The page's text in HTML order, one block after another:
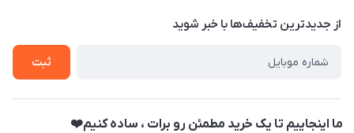
فروش‌اقساطی
از جدید‌ترین تخفیف‌ها با‌ خبر شوید
ثبت
ما اینجاییم تا یک خرید مطمئن رو برات ، ساده کنیم❤️